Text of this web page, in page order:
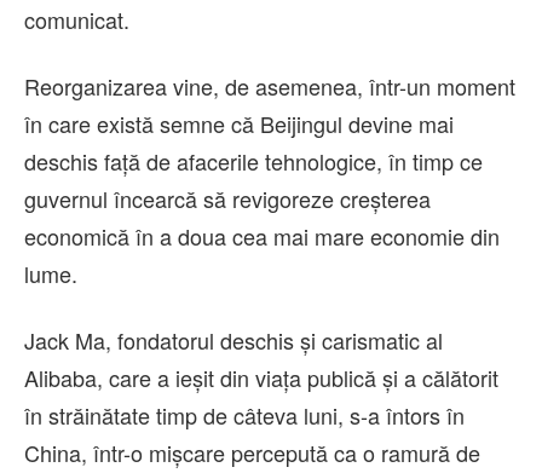
comunicat.
Reorganizarea vine, de asemenea, într-un moment
în care există semne că Beijingul devine mai
deschis faţă de afacerile tehnologice, în timp ce
guvernul încearcă să revigoreze creşterea
economică în a doua cea mai mare economie din
lume.
Jack Ma, fondatorul deschis şi carismatic al
Alibaba, care a ieşit din viaţa publică şi a călătorit
în străinătate timp de câteva luni, s-a întors în
China, într-o mişcare percepută ca o ramură de